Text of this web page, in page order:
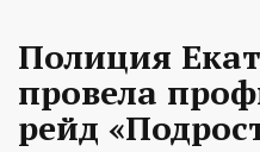
Полиция
провела
рейд